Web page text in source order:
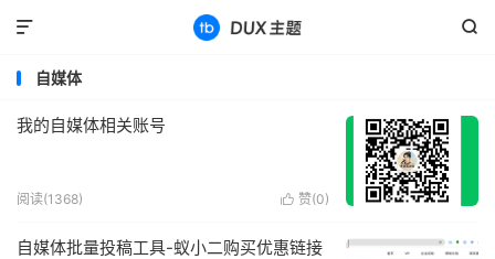


自媒体
我的自媒体相关账号
 赞(0)
阅读(1368)
自媒体批量投稿工具-蚁小二购买优惠链接